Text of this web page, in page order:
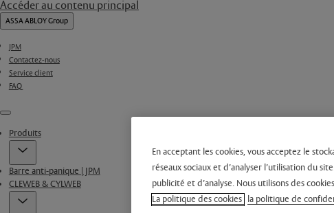
Accéder au contenu principal
ASSA ABLOY Group
JPM
Contactez-nous
Service client
FAQ
Menu
Produits
Barre anti-panique | JPM
CLEWEB & CYLWEB
En acceptant les cookies, vous acceptez le
réseaux sociaux et d’analyser l’utilisation du
publicité et d’analyse. Nous utilisons des
La politique des cookies la politique de